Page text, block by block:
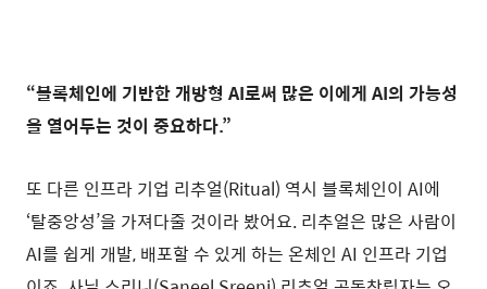
“블록체인에 기반한 개방형 AI로써 많은 이에게 AI의 가능성
을 열어두는 것이 중요하다.”
또 다른 인프라 기업 리추얼(Ritual) 역시 블록체인이 AI에
‘탈중앙성’을 가져다줄 것이라 봤어요. 리추얼은 많은 사람이
AI를 쉽게 개발, 배포할 수 있게 하는 온체인 AI 인프라 기업